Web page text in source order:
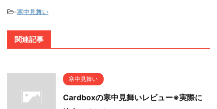
-寒中見舞い
関連記事
寒中見舞い
Cardboxの寒中見舞いレビュー※実際に